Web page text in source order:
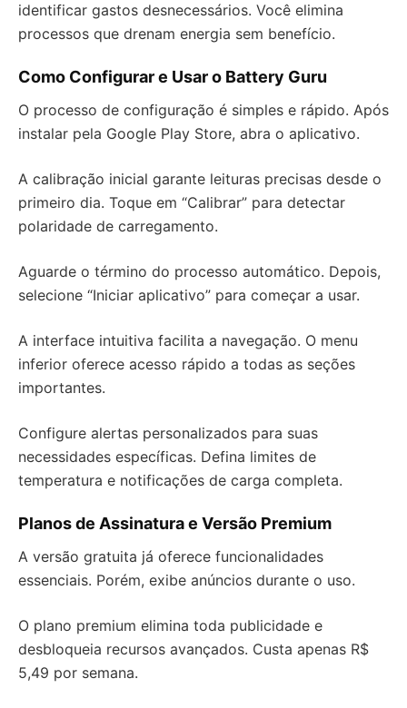
identificar gastos desnecessários. Você elimina
processos que drenam energia sem benefício.
Como Configurar e Usar o Battery Guru
O processo de configuração é simples e rápido. Após
instalar pela Google Play Store, abra o aplicativo.
A calibração inicial garante leituras precisas desde o
primeiro dia. Toque em “Calibrar” para detectar
polaridade de carregamento.
Aguarde o término do processo automático. Depois,
selecione “Iniciar aplicativo” para começar a usar.
A interface intuitiva facilita a navegação. O menu
inferior oferece acesso rápido a todas as seções
importantes.
Configure alertas personalizados para suas
necessidades específicas. Defina limites de
temperatura e notificações de carga completa.
Planos de Assinatura e Versão Premium
A versão gratuita já oferece funcionalidades
essenciais. Porém, exibe anúncios durante o uso.
O plano premium elimina toda publicidade e
desbloqueia recursos avançados. Custa apenas R$
5,49 por semana.